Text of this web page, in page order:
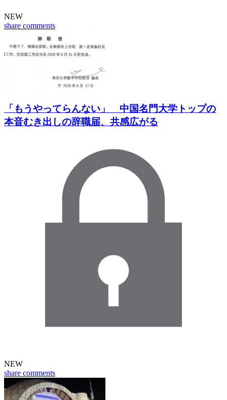
NEW
share comments
「もうやってらんない」 中国名門大学トップの
本音むき出しの辞職届、共感広がる
NEW
share comments